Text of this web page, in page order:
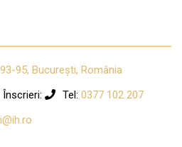
95, București, România
Tel: 0377 102 207